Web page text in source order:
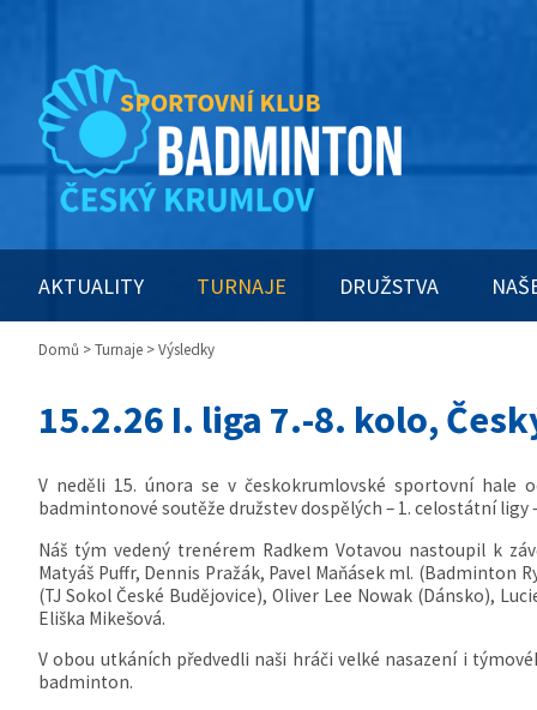
AKTUALITY TURNAJE DRUŽSTVA
Domů >Turnaje > Výsledky
15.2.26 I. liga 7.-8. kolo,
V neděli 15. února se v českokrumlovské sportovní hale
badmintonové soutěže družstev dospělých – 1. celostátní ligy –
Náš tým vedený trenérem Radkem Votavou nastoupil k
Matyáš Puffr, Dennis Pražák, Pavel Maňásek ml. (Badminton
(TJ Sokol České Budějovice), Oliver Lee Nowak (Dánsko),
Eliška Mikešová.
V obou utkáních předvedli naši hráči velké nasazení i
badminton.